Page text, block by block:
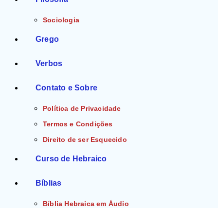
Sociologia
Grego
Verbos
Contato e Sobre
Política de Privacidade
Termos e Condições
Direito de ser Esquecido
Curso de Hebraico
Bíblias
Bíblia Hebraica em Áudio